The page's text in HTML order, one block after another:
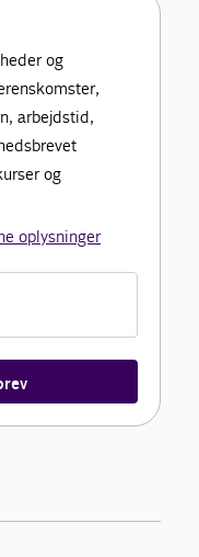
og
arbejdstid,
og
oplysninger